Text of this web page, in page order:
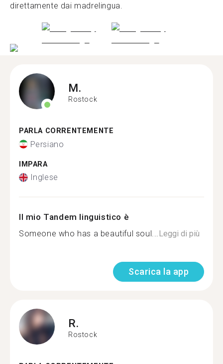
direttamente dai madrelingua.
M.
Rostock
PARLA CORRENTEMENTE
Persiano
IMPARA
Inglese
Il mio Tandem linguistico è
Someone who has a beautiful soul...Leggi di più
Scarica la app
R.
Rostock